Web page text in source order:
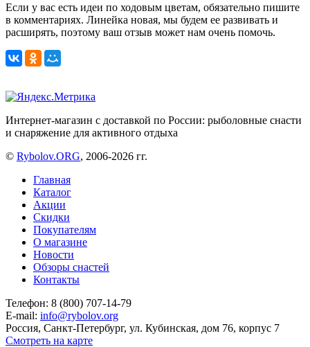
Если у вас есть идеи по ходовым цветам, обязательно пишите
в комментариях. Линейка новая, мы будем ее развивать и
расширять, поэтому ваш отзыв может нам очень помочь.
Интернет-магазин с доставкой по России: рыболовные снасти
и снаряжение для активного отдыха
© Rybolov.ORG, 2006-2026 гг.
Главная
Каталог
Акции
Скидки
Покупателям
О магазине
Новости
Обзоры снастей
Контакты
Телефон: 8 (800) 707-14-79
E-mail: info@rybolov.org
Россия, Санкт-Петербург, ул. Кубинская, дом 76, корпус 7
Смотреть на карте